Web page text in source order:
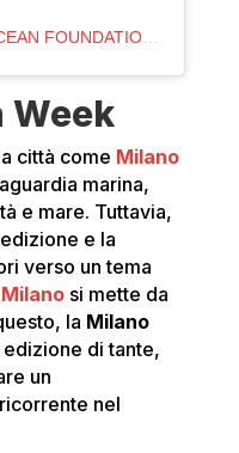
Un post condiviso da ONE OCEAN FOUNDATION (@oneoceanfound)
Week
città come Milano
marina,
e mare. Tuttavia,
e la
verso un tema
Milanosi mette da
la Milano
di tante,
un
nel